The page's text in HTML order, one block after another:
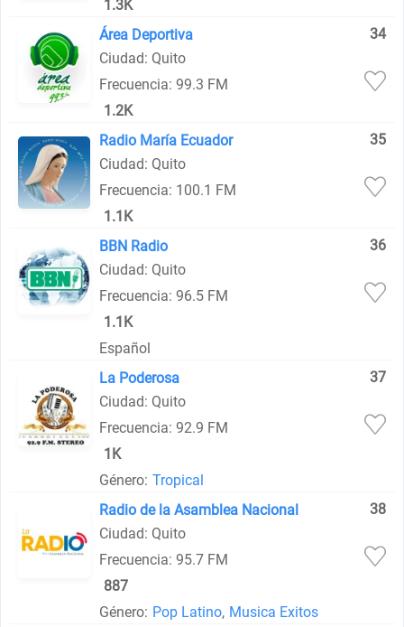
1.3K
Área Deportiva
34
Ciudad: Quito
Frecuencia: 99.3 FM
1.2K
Radio María Ecuador
35
Ciudad: Quito
Frecuencia: 100.1 FM
1.1K
BBN Radio
36
Ciudad: Quito
Frecuencia: 96.5 FM
1.1K
Español
La Poderosa
37
Ciudad: Quito
Frecuencia: 92.9 FM
1K
Género: Tropical
Radio de la Asamblea Nacional
38
Ciudad: Quito
Frecuencia: 95.7 FM
887
Género: Pop Latino, Musica Exitos